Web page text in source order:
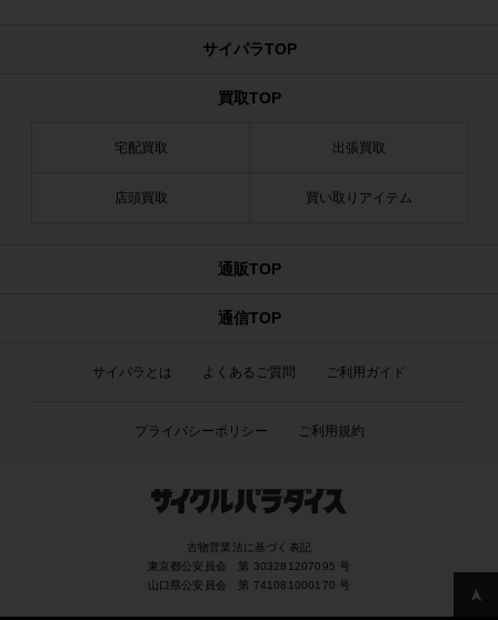
サイパラTOP
買取TOP
宅配買取 出張買取
店頭買取 買い取りアイテム
通販TOP
通信TOP
サイパラとは よくあるご質問 ご利用ガイド
プライバシーポリシー ご利用規約
古物営業法に基づく表記
東京都公安員会 第 303281207095 号
山口県公安員会 第 741081000170 号